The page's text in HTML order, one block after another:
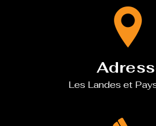
Les Landes et